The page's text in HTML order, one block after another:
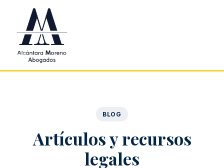
Saltar al contenido principal
BLOG
Artículos y recursos
legales